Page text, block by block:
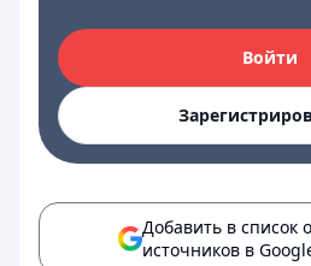
Войти
Добавить в список
источников в